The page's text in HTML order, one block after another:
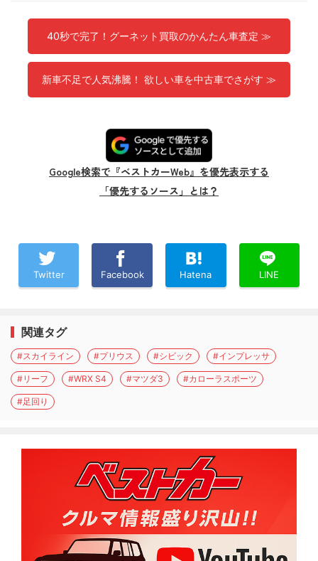
40秒で完了！グーネット買取のかんたん車査定 ≫
新車不足で人気沸騰！ 欲しい車を中古車でさがす ≫
Google検索で『ベストカーWeb』を優先表示する
「優先するソース」とは？
Twitter Facebook Hatena LINE
関連タグ
#スカイライン #プリウス #シビック #インプレッサ
#リーフ #WRX S4 #マツダ3 #カローラスポーツ
#足回り